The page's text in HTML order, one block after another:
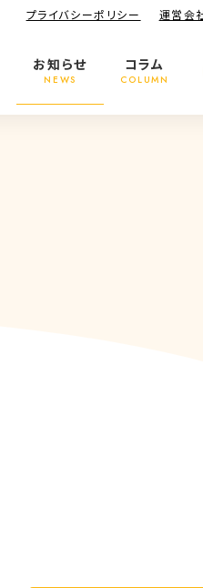
プライバシーポリシー 運営会
お知らせ
NEWS
コラム
COLUMN